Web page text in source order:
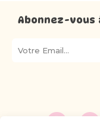
Abonnez-